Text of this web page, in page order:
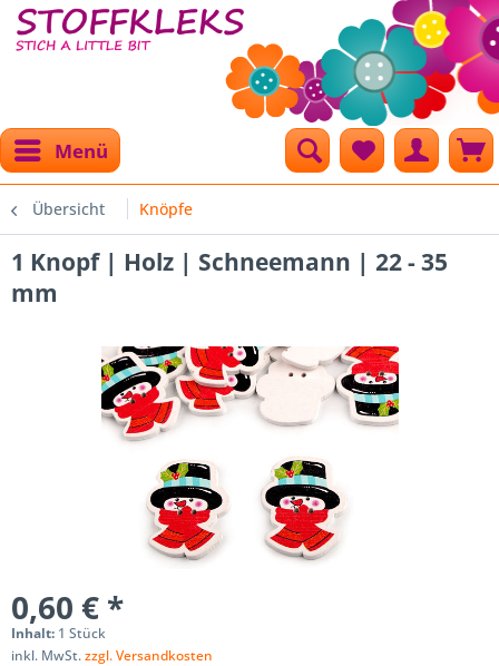
Menü
Übersicht Knöpfe
1 Knopf | Holz | Schneemann | 22 - 35
mm
0,60 € *
Inhalt: 1 Stück
inkl. MwSt.zzgl. Versandkosten